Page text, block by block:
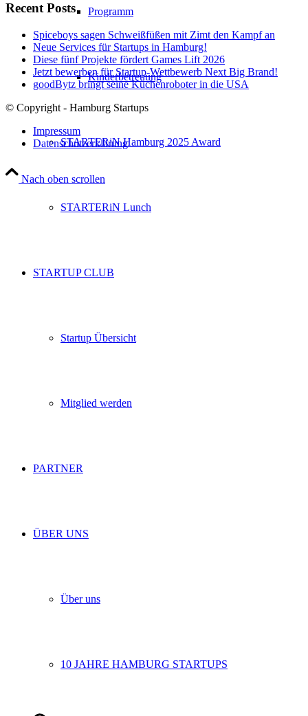
Programm
Kinderbetreuung
STARTERiN Hamburg 2025 Award
STARTERiN Lunch
STARTUP CLUB
Startup Übersicht
Mitglied werden
PARTNER
ÜBER UNS
Über uns
10 JAHRE HAMBURG STARTUPS
Recent Posts
Spiceboys sagen Schweißfüßen mit Zimt den Kampf an
Neue Services für Startups in Hamburg!
Diese fünf Projekte fördert Games Lift 2026
Jetzt bewerben für Startup-Wettbewerb Next Big Brand!
goodBytz bringt seine Küchenroboter in die USA
© Copyright - Hamburg Startups
Impressum
Datenschutzerklärung
Nach oben scrollen